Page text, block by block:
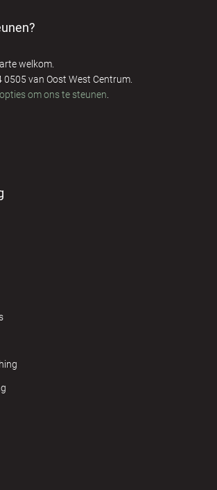
welkom.
0505 van Oost West Centrum.
om ons te steunen